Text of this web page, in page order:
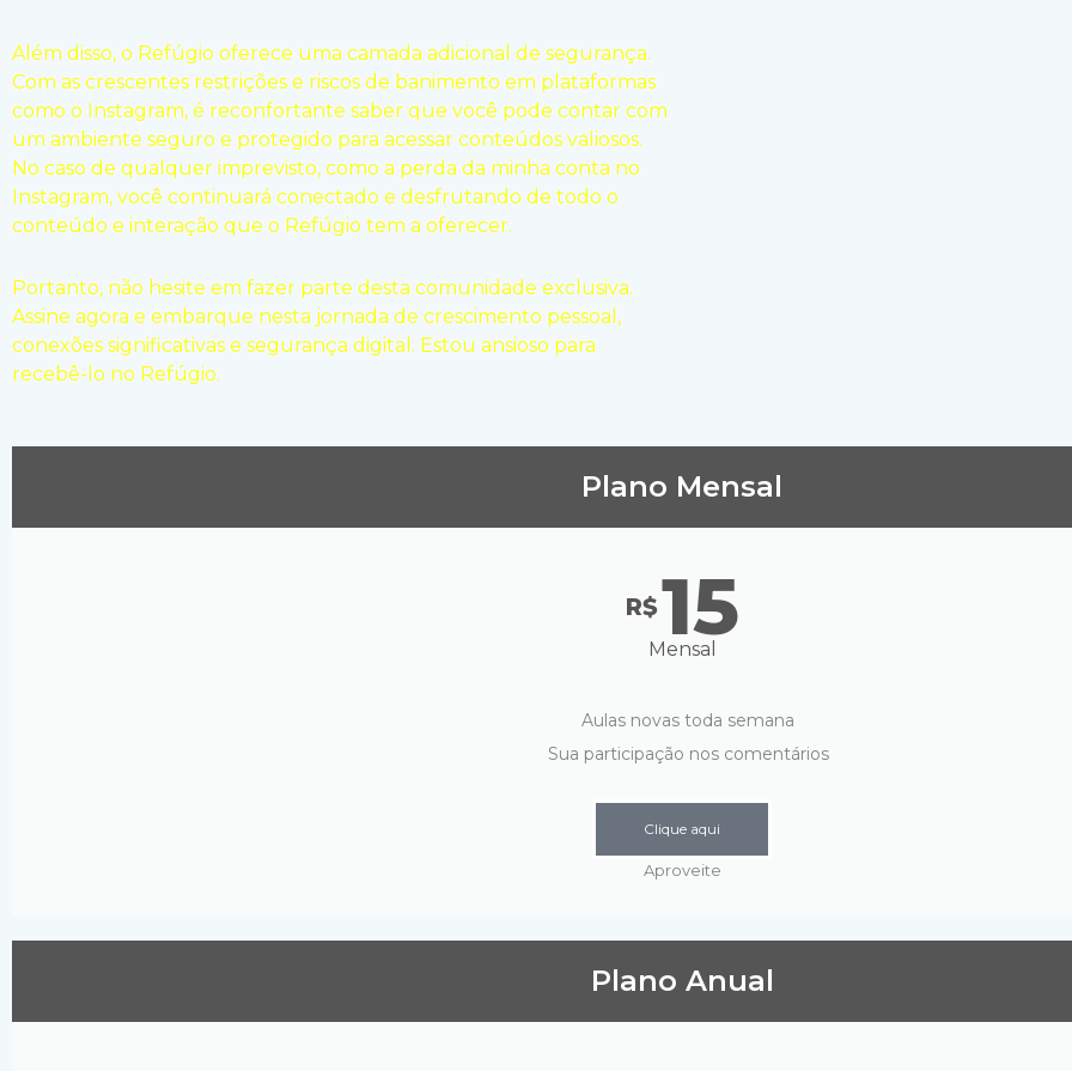
Além disso, o Refúgio oferece uma camada adicional de segurança.
Com as crescentes restrições e riscos de banimento em plataformas
como o Instagram, é reconfortante saber que você pode contar com
um ambiente seguro e protegido para acessar conteúdos valiosos.
No caso de qualquer imprevisto, como a perda da minha conta no
Instagram, você continuará conectado e desfrutando de todo o
conteúdo e interação que o Refúgio tem a oferecer.
Portanto, não hesite em fazer parte desta comunidade exclusiva.
Assine agora e embarque nesta jornada de crescimento pessoal,
conexões significativas e segurança digital. Estou ansioso para
recebê-lo no Refúgio.
Plano Mensal
R$15
Mensal
Aulas novas toda semana
Sua participação nos comentários
Clique aqui
Aproveite
Plano Anual